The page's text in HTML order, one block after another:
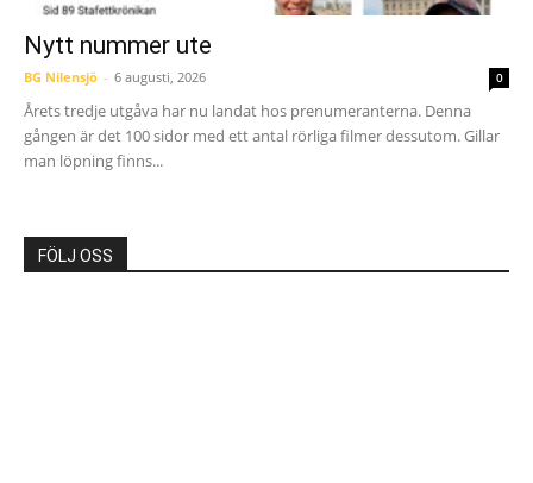
Nytt nummer ute
BG Nilensjö - 6 augusti, 2026 0
Årets tredje utgåva har nu landat hos prenumeranterna. Denna
gången är det 100 sidor med ett antal rörliga filmer dessutom. Gillar
man löpning finns...
FÖLJ OSS